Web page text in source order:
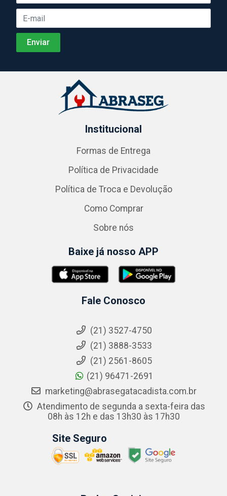
Institucional
Formas de Entrega
Política de Privacidade
Política de Troca e Devolução
Como Comprar
Sobre nós
Baixe já nosso APP
Fale Conosco
(21) 3527-4750
(21) 3888-3533
(21) 2561-8605
(21) 96471-2691
marketing@abrasegatacadista.com.br
Atendimento de segunda a sexta-feira das
08h às 12h e das 13h30 às 17h30
Site Seguro